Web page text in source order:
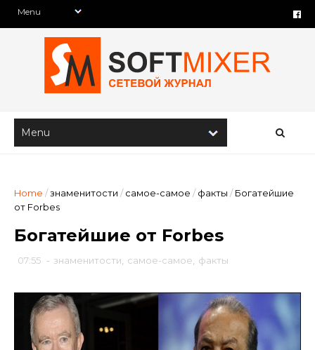
Home /знаменитости / самое-самое / факты / Богатейшие
от Forbes
Богатейшие от Forbes
07:55 - знаменитости самое-самое факты